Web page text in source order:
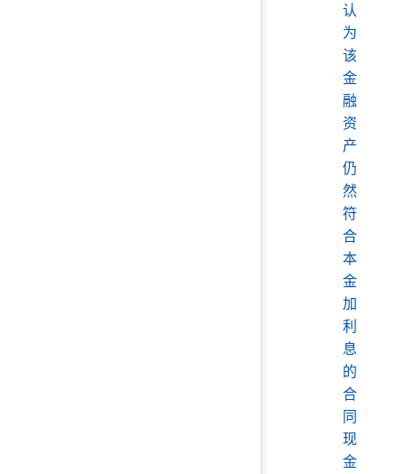
认
为
该
金
融
资
产
仍
然
符
合
本
金
加
利
息
的
合
同
现
金